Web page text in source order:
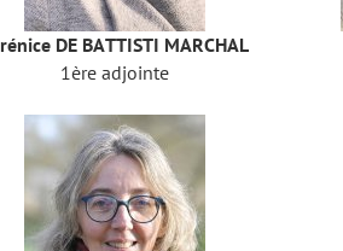
DE BATTISTI MARCHAL
1ère adjointe